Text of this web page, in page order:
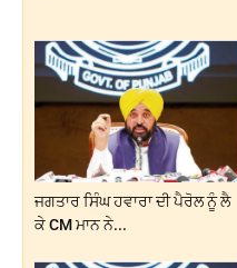
ਜਗਤਾਰ ਸਿੰਘ ਹਵਾਰਾ ਦੀ ਪੈਰੋਲ ਨੂੰ ਲੈ
ਕੇ CM ਮਾਨ ਨੇ...